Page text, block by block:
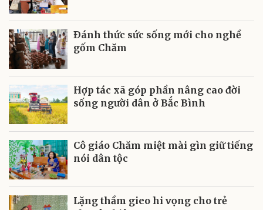
Ðánh thức sức sống mới cho nghề
gốm Chăm
Hợp tác xã góp phần nâng cao đời
sống người dân ở Bắc Bình
Cô giáo Chăm miệt mài gìn giữ tiếng
nói dân tộc
Lặng thầm gieo hi vọng cho trẻ